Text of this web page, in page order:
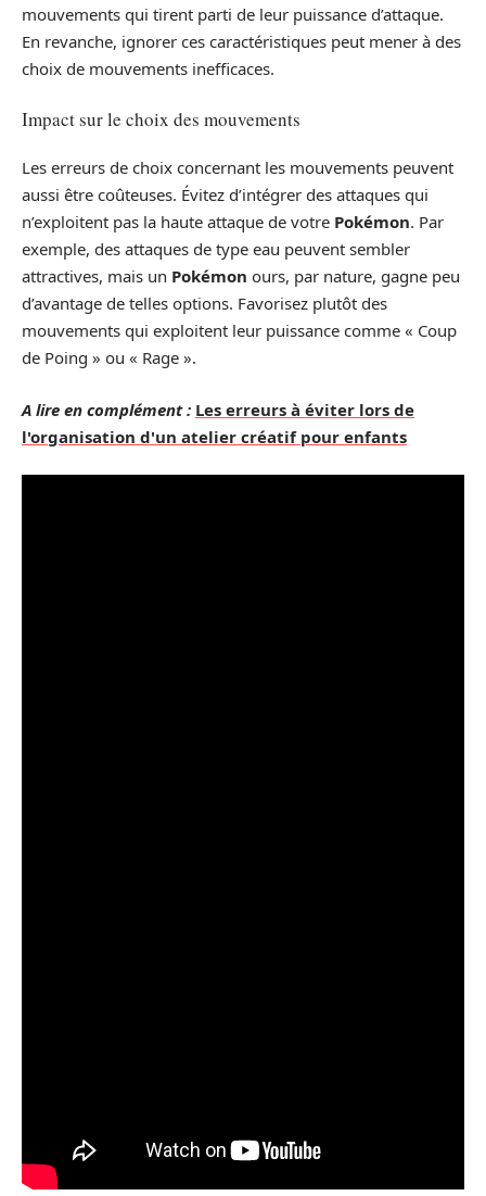
mouvements qui tirent parti de leur puissance d’attaque.
En revanche, ignorer ces caractéristiques peut mener à des
choix de mouvements inefficaces.
Impact sur le choix des mouvements
Les erreurs de choix concernant les mouvements peuvent
aussi être coûteuses. Évitez d’intégrer des attaques qui
n’exploitent pas la haute attaque de votre Pokémon. Par
exemple, des attaques de type eau peuvent sembler
attractives, mais un Pokémon ours, par nature, gagne peu
d’avantage de telles options. Favorisez plutôt des
mouvements qui exploitent leur puissance comme « Coup
de Poing » ou « Rage ».
A lire en complément : Les erreurs à éviter lors de
l'organisation d'un atelier créatif pour enfants